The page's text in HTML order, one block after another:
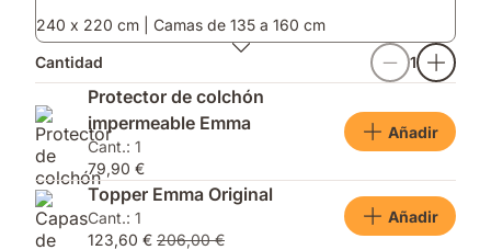
durante
noche
240 x 220 cm | Camas de 135 a 160 cm
Cantidad
1
Protector de colchón
impermeable Emma
Cant.: 1
79,90 €
Añadir
Topper Emma Original
Cant.: 1
123,60 € 206,00 €
Añadir